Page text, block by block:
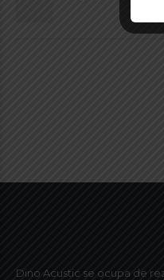
Dino Acustic se ocupa de